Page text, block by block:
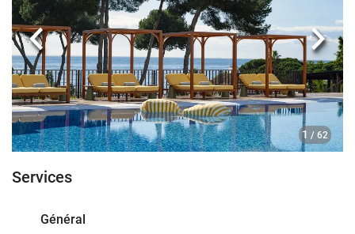
1 / 62
Précédent
Services
Général